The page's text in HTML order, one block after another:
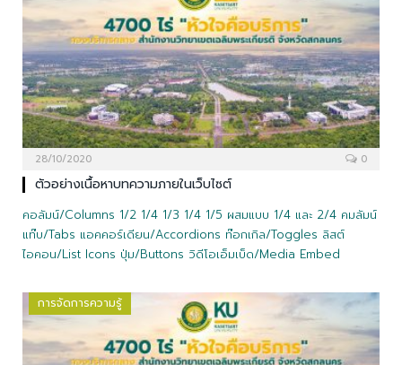
28/10/2020 0
ตัวอย่างเนื้อหาบทความภายในเว็บไซต์
คอลัมน์/Columns 1/2 1/4 1/3 1/4 1/5 ผสมแบบ 1/4 และ 2/4 คมลัมน์
แท๊บ/Tabs แอคคอร์เดียน/Accordions ท๊อกเกิล/Toggles ลิสต์
ไอคอน/List Icons ปุ่ม/Buttons วิดีโอเอ็มเบ็ด/Media Embed
การจัดการความรู้